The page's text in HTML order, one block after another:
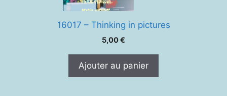
16017 – Thinking in pictures
5,00€
Ajouter au panier